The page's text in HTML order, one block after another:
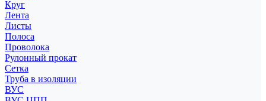
Круг
Лента
Листы
Полоса
Проволока
Рулонный прокат
Сетка
Труба в изоляции
ВУС